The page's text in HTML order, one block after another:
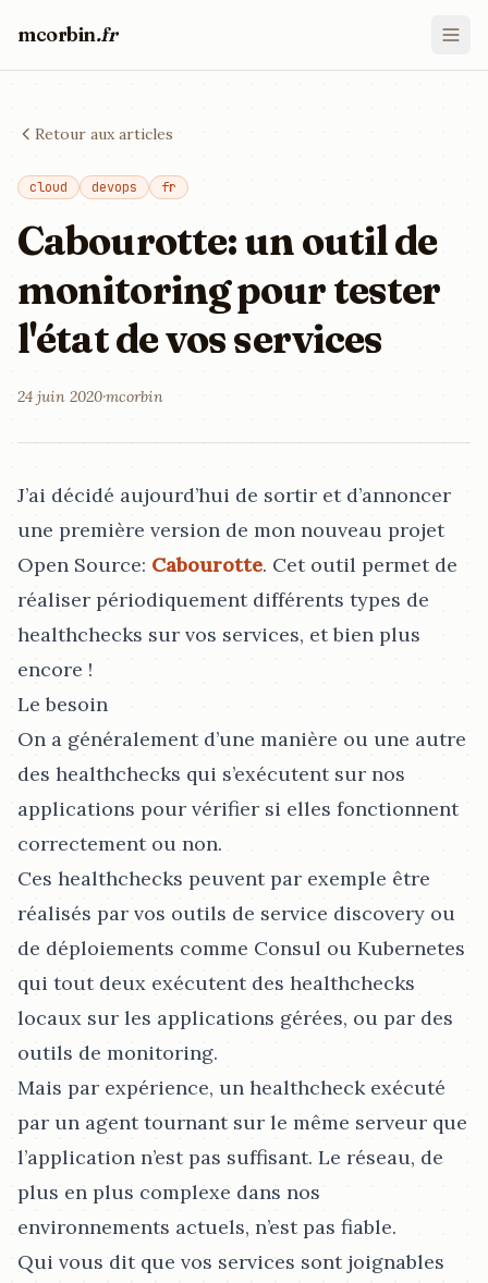
mcorbin.fr
Retour aux articles
cloud devops fr
Cabourotte: un outil de
monitoring pour tester
l'état de vos services
24 juin 2020·mcorbin
J’ai décidé aujourd’hui de sortir et d’annoncer
une première version de mon nouveau projet
Open Source: Cabourotte. Cet outil permet de
réaliser périodiquement différents types de
healthchecks sur vos services, et bien plus
encore !
Le besoin
On a généralement d’une manière ou une autre
des healthchecks qui s’exécutent sur nos
applications pour vérifier si elles fonctionnent
correctement ou non.
Ces healthchecks peuvent par exemple être
réalisés par vos outils de service discovery ou
de déploiements comme Consul ou Kubernetes
qui tout deux exécutent des healthchecks
locaux sur les applications gérées, ou par des
outils de monitoring.
Mais par expérience, un healthcheck exécuté
par un agent tournant sur le même serveur que
l’application n’est pas suffisant. Le réseau, de
plus en plus complexe dans nos
environnements actuels, n’est pas fiable.
Qui vous dit que vos services sont joignables